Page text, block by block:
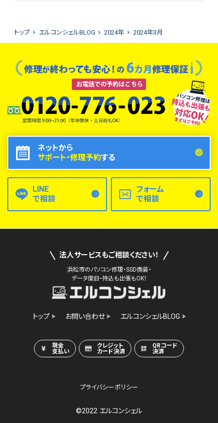
トップ エルコンシェルBLOG 2024年 2024年3月
ネットから
サポート・修理予約する
LINE
で相談
フォーム
で相談
法人サービスもご相談ください！
浜松市のパソコン修理・SSD換装・
データ復旧・持込も出張もOK！
トップ お問い合わせ エルコンシェルBLOG
現金
支払い
クレジット
カード決済
QRコード
決済
プライバシーポリシー
©2022 エルコンシェル